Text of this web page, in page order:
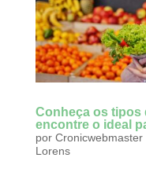
Conheça os tipos
encontre o ideal
por Cronicwebmaster
Lorens